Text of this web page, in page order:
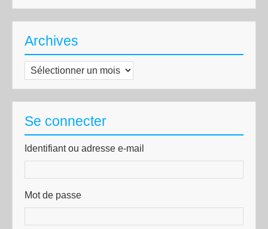
Archives
Archives
Se connecter
Identifiant ou adresse e-mail
Mot de passe